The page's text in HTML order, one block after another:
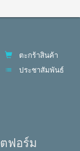
ตะกร้าสินค้า
ประชาสัมพันธ์
ฟอร์ม